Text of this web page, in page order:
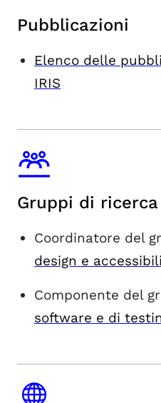
Pubblicazioni
Elenco delle
IRIS
Gruppi di ricerca
Coordinatore del
design e
Componente del
software e di